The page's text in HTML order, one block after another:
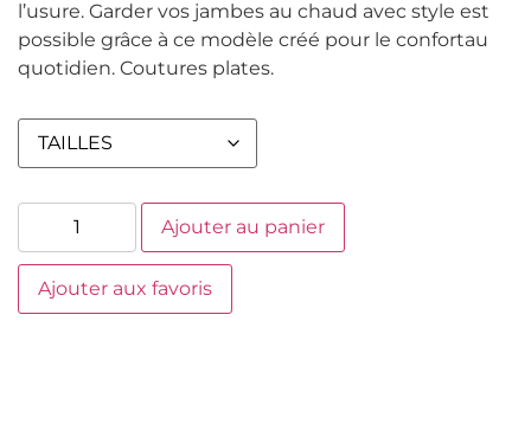
l’usure. Garder vos jambes au chaud avec style est
possible grâce à ce modèle créé pour le confortau
quotidien. Coutures plates.
Ajouter au panier
Ajouter aux favoris